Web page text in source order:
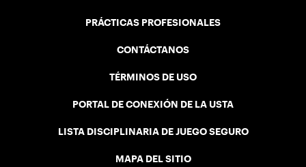
PRÁCTICAS PROFESIONALES
CONTÁCTANOS
TÉRMINOS DE USO
PORTAL DE CONEXIÓN DE LA USTA
LISTA DISCIPLINARIA DE JUEGO SEGURO
MAPA DEL SITIO